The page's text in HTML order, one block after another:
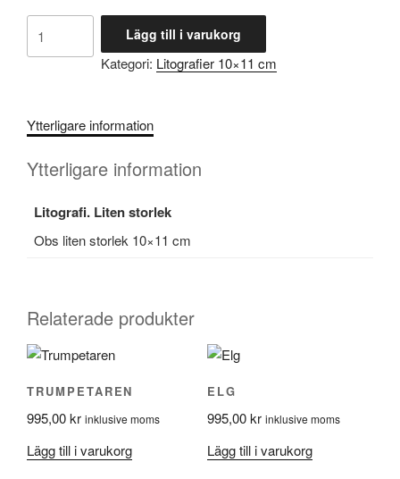
mängd
Lägg till i varukorg
Kategori: Litografier 10×11 cm
Ytterligare information
Ytterligare information
Litografi. Liten storlek
Obs liten storlek 10×11 cm
Relaterade produkter
TRUMPETAREN
995,00kr inklusive moms
Lägg till i varukorg
ELG
995,00kr inklusive moms
Lägg till i varukorg